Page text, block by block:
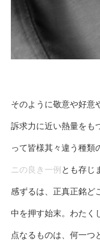
そのように敬意や好意
訴求力に近い熱量をも
って皆様其々違う種類
ニの良き一例 とも存じ
感ずるは、正真正銘
中を押す始末。わたく
点なるものは、何一つ